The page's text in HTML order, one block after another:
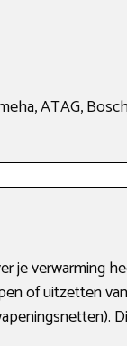
ATAG,
je verwarming
of uitzetten